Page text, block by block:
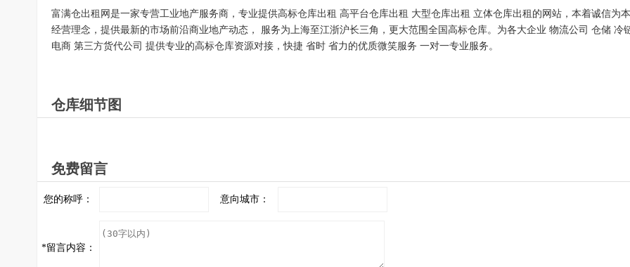
富满仓出租网是一家专营工业地产服务商，专业提供高标仓库出租 高平台仓库出租 大型仓库出租 立体仓库出租的网站，本着诚信为
经营理念，提供最新的市场前沿商业地产动态， 服务为上海至江浙沪长三角，更大范围全国高标仓库。为各大企业 物流公司 仓储 冷
电商 第三方货代公司 提供专业的高标仓库资源对接，快捷 省时 省力的优质微笑服务 一对一专业服务。
仓库细节图
免费留言
您的称呼： 意向城市：
*留言内容：